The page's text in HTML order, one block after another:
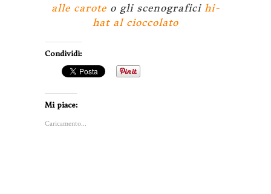
alle caroteo gli scenografici hi-
hat al cioccolato
Condividi:
Mi piace:
Caricamento...